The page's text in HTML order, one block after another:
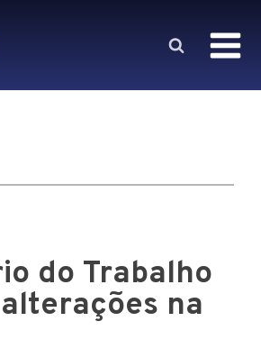
do Trabalho
na